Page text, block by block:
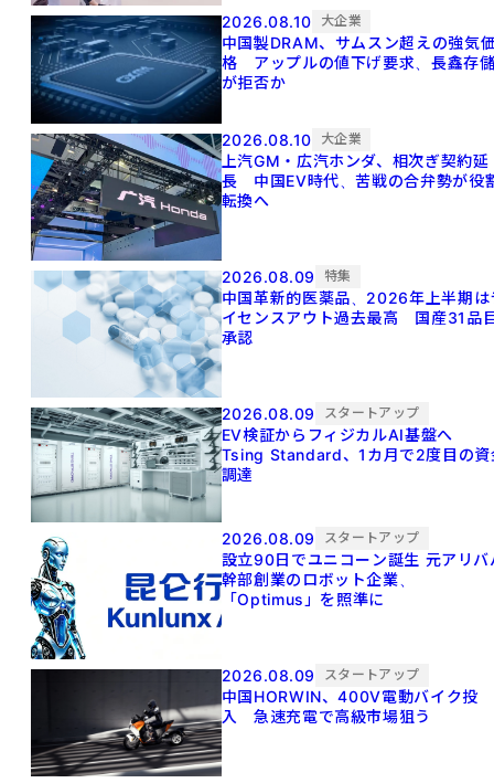
2026.08.10 大企業
中国製DRAM、サムスン超えの強気
格 アップルの値下げ要求、長鑫存
が拒否か
2026.08.10 大企業
上汽GM・広汽ホンダ、相次ぎ契約延
長 中国EV時代、苦戦の合弁勢が役
転換へ
2026.08.09 特集
中国革新的医薬品、2026年上半期は
イセンスアウト過去最高 国産31品
承認
2026.08.09 スタートアップ
EV検証からフィジカルAI基盤へ
Tsing Standard、1カ月で2度目の資
調達
2026.08.09 スタートアップ
設立90日でユニコーン誕生 元アリババ
幹部創業のロボット企業、
「Optimus」を照準に
2026.08.09 スタートアップ
中国HORWIN、400V電動バイク投
入 急速充電で高級市場狙う